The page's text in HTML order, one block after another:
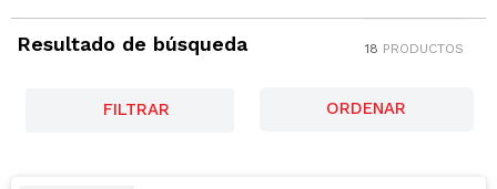
Resultado de búsqueda 18 PRODUCTOS
FILTRAR